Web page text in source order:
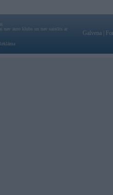
nav auto klubs un nav saistīts ar
Galvena